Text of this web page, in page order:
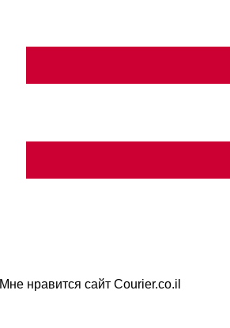
Мне нравится сайт Courier.co.il